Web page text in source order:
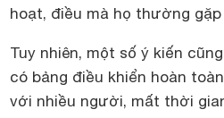
hoạt, điều mà họ thường
Tuy nhiên, một số ý kiến
có bảng điều khiển hoàn
với nhiều người, mất thời